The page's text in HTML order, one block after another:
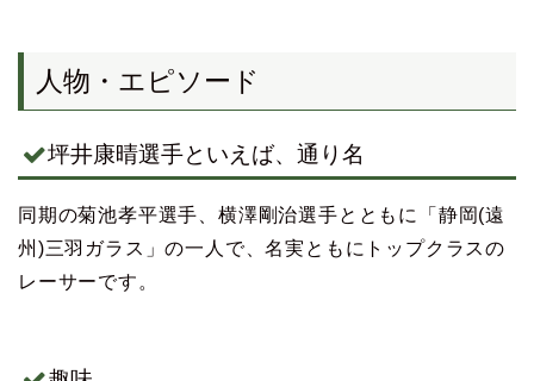
人物・エピソード
坪井康晴選手といえば、通り名
同期の菊池孝平選手、横澤剛治選手とともに「静岡(遠
州)三羽ガラス」の一人で、名実ともにトップクラスの
レーサーです。